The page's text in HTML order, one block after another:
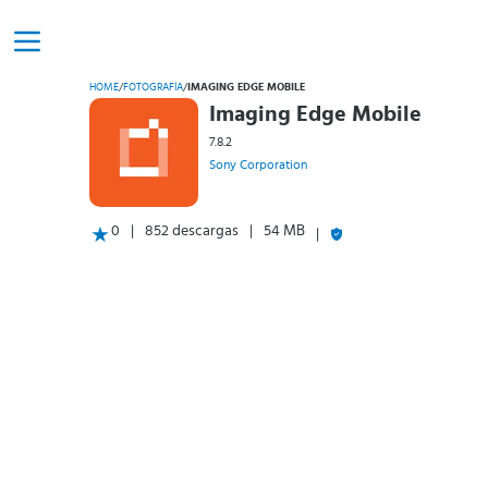
HOME/FOTOGRAFÍA/ IMAGING EDGE MOBILE
Imaging Edge Mobile
7.8.2
Sony Corporation
0 852 descargas 54 MB